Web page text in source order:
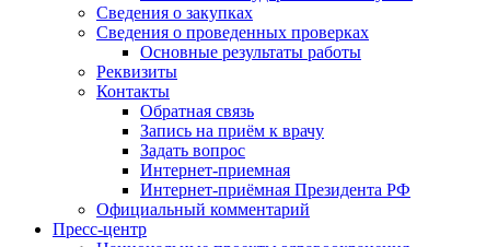
Сведения о закупках
Сведения о проведенных проверках
Основные результаты работы
Реквизиты
Контакты
Обратная связь
Запись на приём к врачу
Задать вопрос
Интернет-приемная
Интернет-приёмная Президента РФ
Официальный комментарий
Пресс-центр